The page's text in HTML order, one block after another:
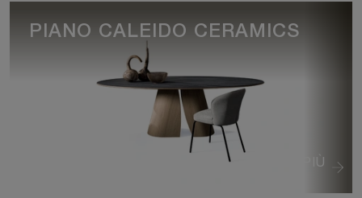
VEDI DI PIÙ
PIANO CALEIDO CERAMICS